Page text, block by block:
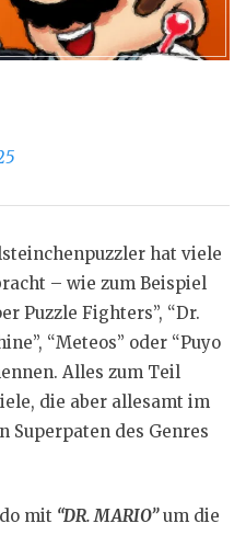
hat viele
– wie zum Beispiel
Puzzle Fighters”, “Dr.
“Meteos” oder “Puyo
Alles zum Teil
die aber allesamt im
Superpaten des Genres
mit “DR. MARIO”um die